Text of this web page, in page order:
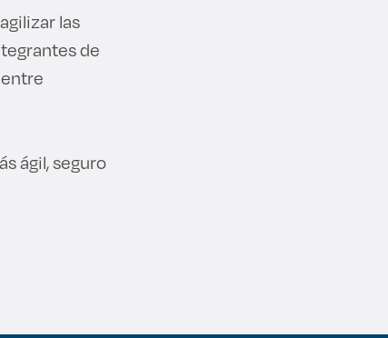
las
de
ágil, seguro